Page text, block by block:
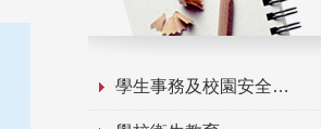
學生事務及校園安全